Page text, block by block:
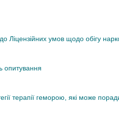
умов щодо обігу
опитування
терапії геморою, які може